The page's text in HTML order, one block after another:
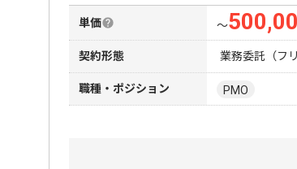
単価 〜
契約形態 業務委託（フ
職種・ポジション PMO